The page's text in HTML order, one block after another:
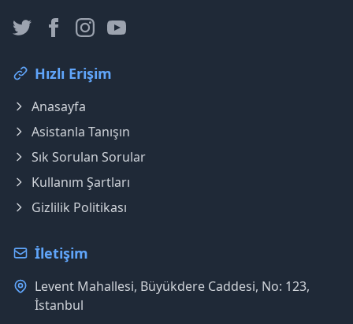
Hızlı Erişim
Anasayfa
Asistanla Tanışın
Sık Sorulan Sorular
Kullanım Şartları
Gizlilik Politikası
İletişim
Levent Mahallesi, Büyükdere Caddesi, No: 123,
İstanbul